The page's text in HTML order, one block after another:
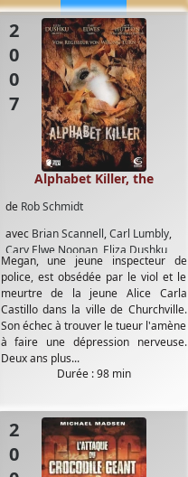
2007
de Rob Schmidt
avec Brian Scannell,Carl Lumbly,
Cary Elwe Noonan, Eliza Dushku,
Jack McGee, Melisso Leo
Alphabet Killer, the
Megan, une jeune inspecteur de
police, est obsédée par le viol et le
meurtre de la jeune Alice Carla
Castillo dans la ville de Churchville.
Son échec à trouver le tueur l'amène
à faire une dépression nerveuse.
Deux ans plus...
Durée : 98 min